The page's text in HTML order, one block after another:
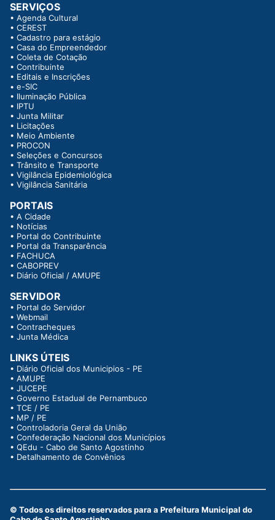
SERVIÇOS
• Agenda Cultural
• CEREST
• Cadastro para estágio
• Casa do Empreendedor
• Coleta de Cotação
• Contribuinte
• Editais e Inscrições
• e-SIC
• Iluminação Pública
• IPTU
• Junta Militar
• Licitações
• Meio Ambiente
• PROCON
• Seleções e Concursos
• Trânsito e Transporte
• Vigilância Epidemiológica
• Vigilância Sanitária
PORTAIS
• A Cidade
• Notícias
• Portal do Contribuinte
• Portal da Transparência
• FACHUCA
• CABOPREV
• Diário Oficial / AMUPE
SERVIDOR
• Portal do Servidor
• Webmail
• Contracheques
• Junta Médica
LINKS ÚTEIS
• Diário Oficial dos Municipios - PE
• AMUPE
• JUCEPE
• Governo Estadual de Pernambuco
• TCE / PE
• MP / PE
• Controladoria Geral da União
• Confederação Nacional dos Municípios
• QEdu - Cabo de Santo Agostinho
• Detalhamento de Convênios
© Todos os direitos reservados para a Prefeitura Municipal do